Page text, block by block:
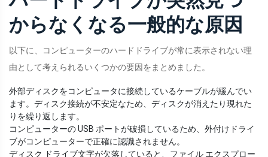
からなくなる一般的な原因
以下に、コンピューターのハードドライブが常に表示されない理
由として考えられるいくつかの要因をまとめました。
外部ディスクをコンピュータに接続しているケーブルが緩んでい
ます。ディスク接続が不安定なため、ディスクが消えたり現れた
りを繰り返します。
コンピューターの USB ポートが破損しているため、外付けドライ
ブがコンピューターで正確に認識されません。
ディスク ドライブ文字が欠落していると、ファイル エクスプロー